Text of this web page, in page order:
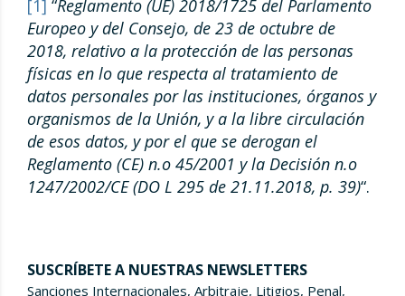
[1] “Reglamento (UE) 2018/1725 del Parlamento
Europeo y del Consejo, de 23 de octubre de
2018, relativo a la protección de las personas
físicas en lo que respecta al tratamiento de
datos personales por las instituciones, órganos y
organismos de la Unión, y a la libre circulación
de esos datos, y por el que se derogan el
Reglamento (CE) n.o 45/2001 y la Decisión n.o
1247/2002/CE (DO L 295 de 21.11.2018, p. 39)“.
SUSCRÍBETE A NUESTRAS NEWSLETTERS
Sanciones Internacionales, Arbitraje, Litigios, Penal,